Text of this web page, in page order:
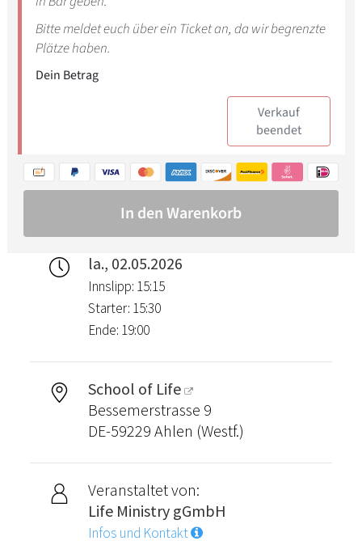
la., 02.05.2026
Innslipp: 15:15
Starter: 15:30
Ende: 19:00
School of Life
Bessemerstrasse 9
DE-59229 Ahlen (Westf.)
Veranstaltet von:
Life Ministry gGmbH
Infos und Kontakt